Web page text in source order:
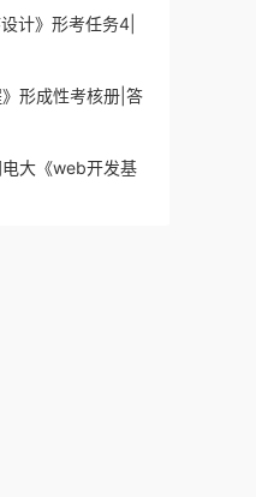
计》形考任务4|
形成性考核册|答
大《web开发基